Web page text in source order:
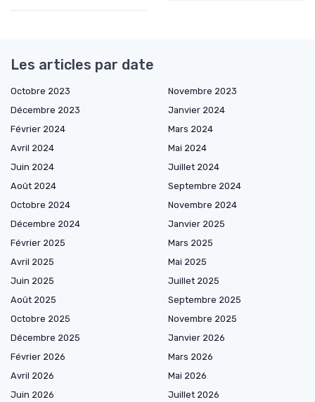
Les articles par date
Octobre 2023
Novembre 2023
Décembre 2023
Janvier 2024
Février 2024
Mars 2024
Avril 2024
Mai 2024
Juin 2024
Juillet 2024
Août 2024
Septembre 2024
Octobre 2024
Novembre 2024
Décembre 2024
Janvier 2025
Février 2025
Mars 2025
Avril 2025
Mai 2025
Juin 2025
Juillet 2025
Août 2025
Septembre 2025
Octobre 2025
Novembre 2025
Décembre 2025
Janvier 2026
Février 2026
Mars 2026
Avril 2026
Mai 2026
Juin 2026
Juillet 2026